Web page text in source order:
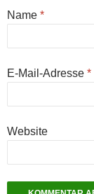
Name *
E-Mail-Adresse *
Website